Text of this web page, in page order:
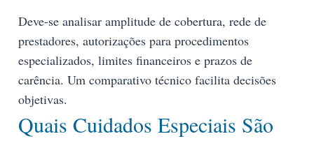
Deve-se analisar amplitude de cobertura, rede de
prestadores, autorizações para procedimentos
especializados, limites financeiros e prazos de
carência. Um comparativo técnico facilita decisões
objetivas.
Quais Cuidados Especiais São